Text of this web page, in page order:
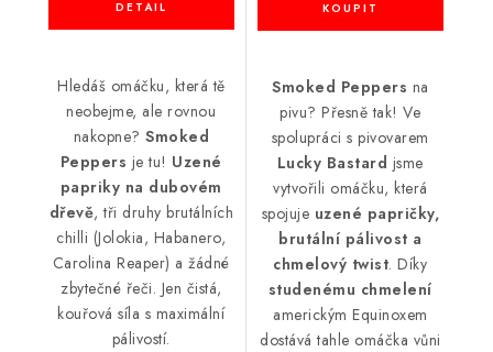
Hledáš omáčku, která tě
neobejme, ale rovnou
nakopne? Smoked
Peppers je tu! Uzené
papriky na dubovém
dřevě, tři druhy brutálních
chilli (Jolokia, Habanero,
Carolina Reaper) a žádné
zbytečné řeči. Jen čistá,
kouřová síla s maximální
pálivostí.
Smoked Peppers na
pivu? Přesně tak! Ve
spolupráci s pivovarem
Lucky Bastard jsme
vytvořili omáčku, která
spojuje uzené papričky,
brutální pálivost a
chmelový twist. Díky
studenému chmelení
americkým Equinoxem
dostává tahle omáčka vůni